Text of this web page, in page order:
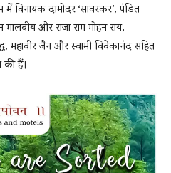
विनायक दामोदर ‘सावरकर’, पंडित
और राजा राम मोहन राय,
महावीर जैन और स्वामी विवेकानंद सहित
की हैं।